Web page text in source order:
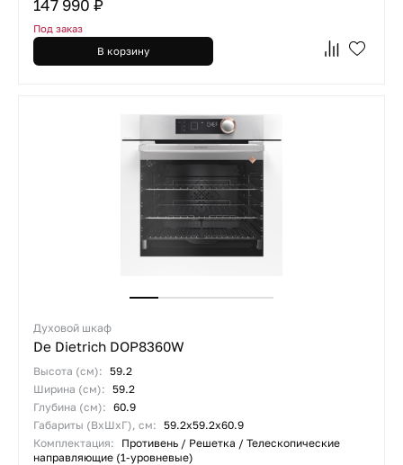
147 990 ₽
Под заказ
В корзину
Духовой шкаф
De Dietrich DOP8360W
Высота (см): 59.2
Ширина (см): 59.2
Глубина (см): 60.9
Габариты (ВхШхГ), см: 59.2х59.2х60.9
Комплектация:
Противень / Решетка / Телескопические
направляющие (1-уровневые)